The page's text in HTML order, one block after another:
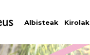
Albisteak Kirolak